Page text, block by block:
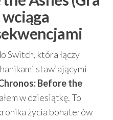
wciąga
Switch, która łączy
stawiającymi
Before the
w dziesiątkę. To
życia bohaterów